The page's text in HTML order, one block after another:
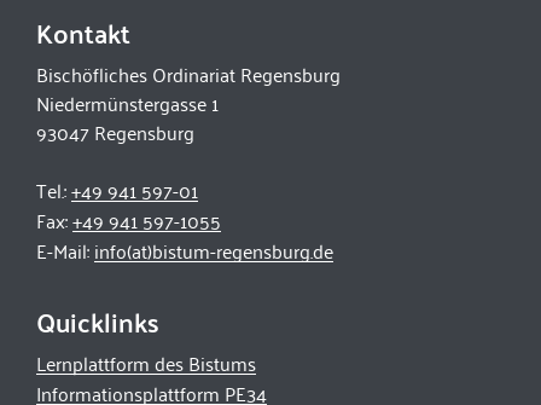
Kontakt
Bischöfliches Ordinariat Regensburg
Niedermünstergasse 1
93047 Regensburg
Tel.:+49 941 597-01
Fax:+49 941 597-1055
E-Mail:info(at)bistum-regensburg.de
Quicklinks
Lernplattform des Bistums
Informationsplattform PE34